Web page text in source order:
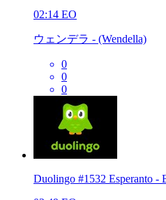
02:14 EO
ウェンデラ - (Wendella)
0
0
0
Duolingo #1532 Esperanto -